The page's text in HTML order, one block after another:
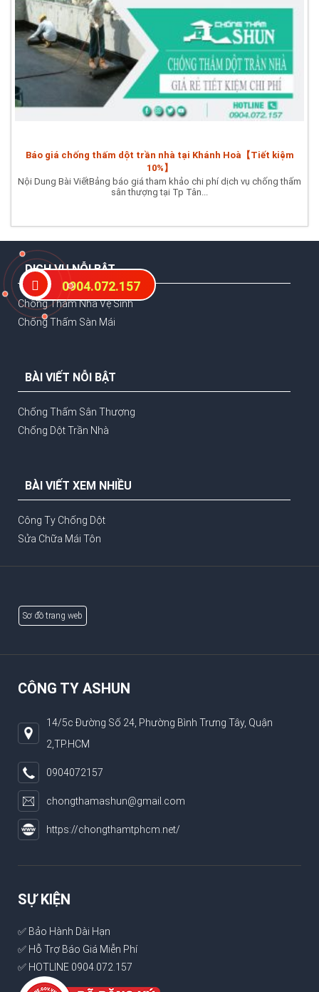
Báo giá chống thấm dột trần nhà tại Khánh Hoà【Tiết kiệm
10%】
Nội Dung Bài ViếtBảng báo giá tham khảo chi phí dịch vụ chống thấm
sân thượng tại Tp Tân...
DỊCH VỤ NỖI BẬT
Chống Thấm Nhà Vệ Sinh
Chống Thấm Sàn Mái
BÀI VIẾT NỖI BẬT
Chống Thấm Sân Thượng
Chống Dột Trần Nhà
BÀI VIẾT XEM NHIỀU
Công Ty Chống Dột
Sửa Chữa Mái Tôn
Sơ đồ trang web
CÔNG TY ASHUN
14/5c Đường Số 24, Phường Bình Trưng Tây, Quận
2,TP.HCM
0904072157
chongthamashun@gmail.com
https://chongthamtphcm.net/
SỰ KIỆN
✅ Bảo Hành Dài Hạn
✅ Hỗ Trợ Báo Giá Miễn Phí
✅ HOTLINE 0904.072.157
0904.072.157